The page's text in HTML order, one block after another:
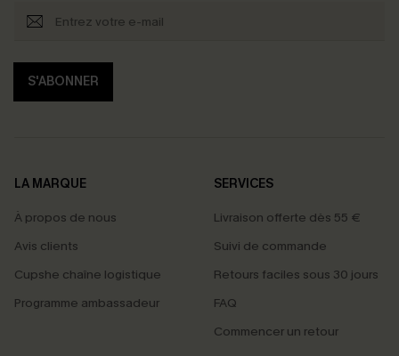
S'ABONNER
LA MARQUE
À propos de nous
Avis clients
Cupshe chaîne logistique
Programme ambassadeur
SERVICES
Livraison offerte dès 55 €
Suivi de commande
Retours faciles sous 30 jours
FAQ
Commencer un retour